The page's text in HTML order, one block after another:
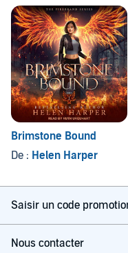
Brimstone Bound
De : Helen Harper
Saisir un code
Nous contacter